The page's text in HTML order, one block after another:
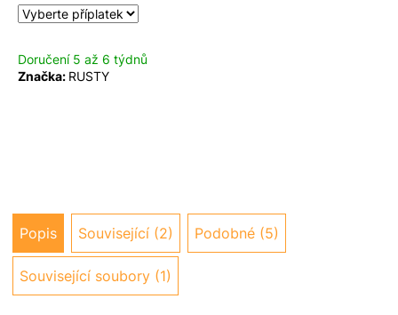
Doručení 5 až 6 týdnů
Značka: RUSTY
Popis Související (2) Podobné (5)
Související soubory (1)
o
p
e
m
e